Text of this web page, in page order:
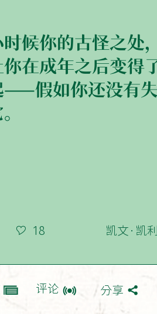
时候你的古怪之处
你在成年之后变得
——假如你还没有
18 凯文·凯利
评论 分享